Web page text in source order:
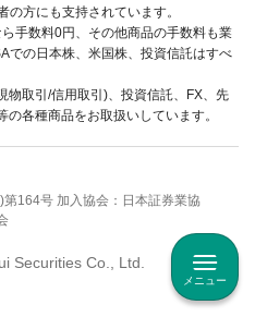
メニュー
方にも支持されています。
手数料0円、その他商品の手数料も業
での日本株、米国株、投資信託はすべ
物取引/信用取引)、投資信託、FX、先
各種商品をお取扱いしています。
164号 加入協会：日本証券業協
Securities Co., Ltd.